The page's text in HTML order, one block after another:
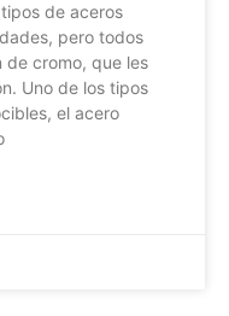
de aceros
pero todos
de cromo, que les
Uno de los tipos
el acero